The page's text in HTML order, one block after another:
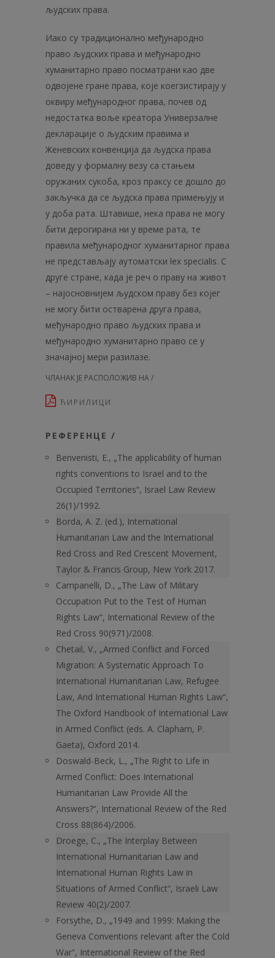
људских права.
Иако су традиционално међународно
право људских права и међународно
хуманитарно право посматрани као две
одвојене гране права, које коегзистирају у
оквиру међународног права, почев од
недостатка воље креатора Универзалне
декларације о људским правима и
Женевских конвенција да људска права
доведу у формалну везу са стањем
оружаних сукоба, кроз праксу се дошло до
закључка да се људска права примењују и
у доба рата. Штавише, нека права не могу
бити дерогирана ни у време рата, те
правила међународног хуманитарног права
не представљају аутоматски lex specialis. С
друге стране, када је реч о праву на живот
– најосновнијем људском праву без којег
не могу бити остварена друга права,
међународно право људских права и
међународно хуманитарно право се у
значајној мери разилазе.
ЧЛАНАК ЈЕ РАСПОЛОЖИВ НА /
ЋИРИЛИЦИ
РЕФЕРЕНЦЕ /
Benvenisti, E., „The applicability of human
rights conventions to Israel and to the
Occupied Territories“, Israel Law Review
26(1)/1992.
Borda, A. Z. (ed.), International
Humanitarian Law and the International
Red Cross and Red Crescent Movement,
Taylor & Francis Group, New York 2017.
Campanelli, D., „The Law of Military
Occupation Put to the Test of Human
Rights Law“, International Review of the
Red Cross 90(971)/2008.
Chetail, V., „Armed Conflict and Forced
Migration: A Systematic Approach To
International Humanitarian Law, Refugee
Law, And International Human Rights Law“,
The Oxford Handbook of International Law
in Armed Conflict (eds. A. Clapham, P.
Gaeta), Oxford 2014.
Doswald-Beck, L., „The Right to Life in
Armed Conflict: Does International
Humanitarian Law Provide All the
Answers?“, International Review of the Red
Cross 88(864)/2006.
Droege, C., „The Interplay Between
International Humanitarian Law and
International Human Rights Law in
Situations of Armed Conflict“, Israeli Law
Review 40(2)/2007.
Forsythe, D., „1949 and 1999: Making the
Geneva Conventions relevant after the Cold
War“, International Review of the Red